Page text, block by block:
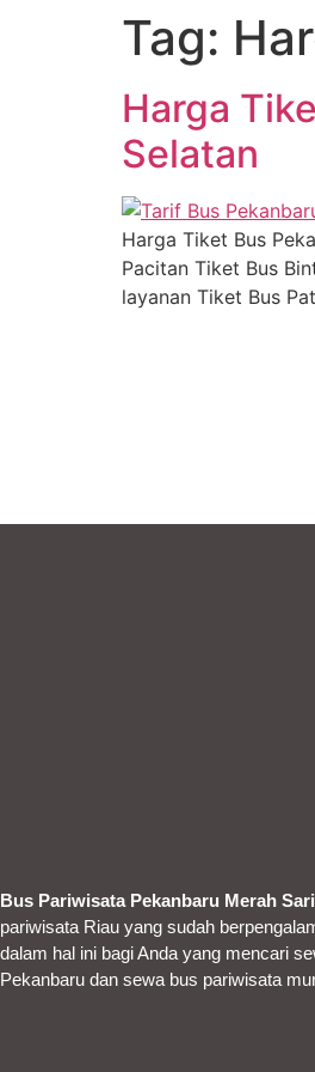
Tag:
Harga
Selatan
Harga Tiket Bus
Pacitan Tiket Bus
layanan Tiket Bus
Bus Pariwisata Pekanbaru Merah Sari
pariwisata Riau yang sudah
dalam hal ini bagi Anda yang mencari
Pekanbaru dan sewa bus pariwisata